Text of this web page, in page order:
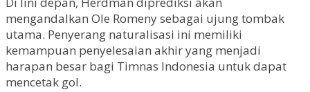
mengandalkan Ole Romeny sebagai ujung tombak
utama. Penyerang naturalisasi ini memiliki
kemampuan penyelesaian akhir yang menjadi
harapan besar bagi Timnas Indonesia untuk dapat
mencetak gol.